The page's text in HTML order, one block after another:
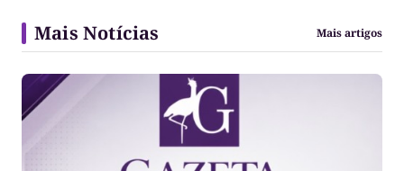
Mais Notícias Mais artigos